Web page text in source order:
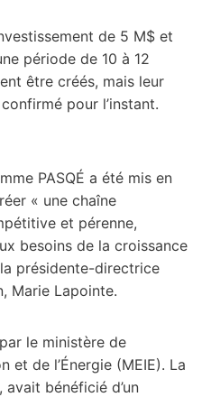
de 5 M$ et
période de 10 à 12
être créés, mais leur
pour l’instant.
PASQÉ a été mis en
« une chaîne
et pérenne,
besoins de la croissance
présidente-directrice
Marie Lapointe.
le ministère de
et de l’Énergie (MEIE). La
bénéficié d’un